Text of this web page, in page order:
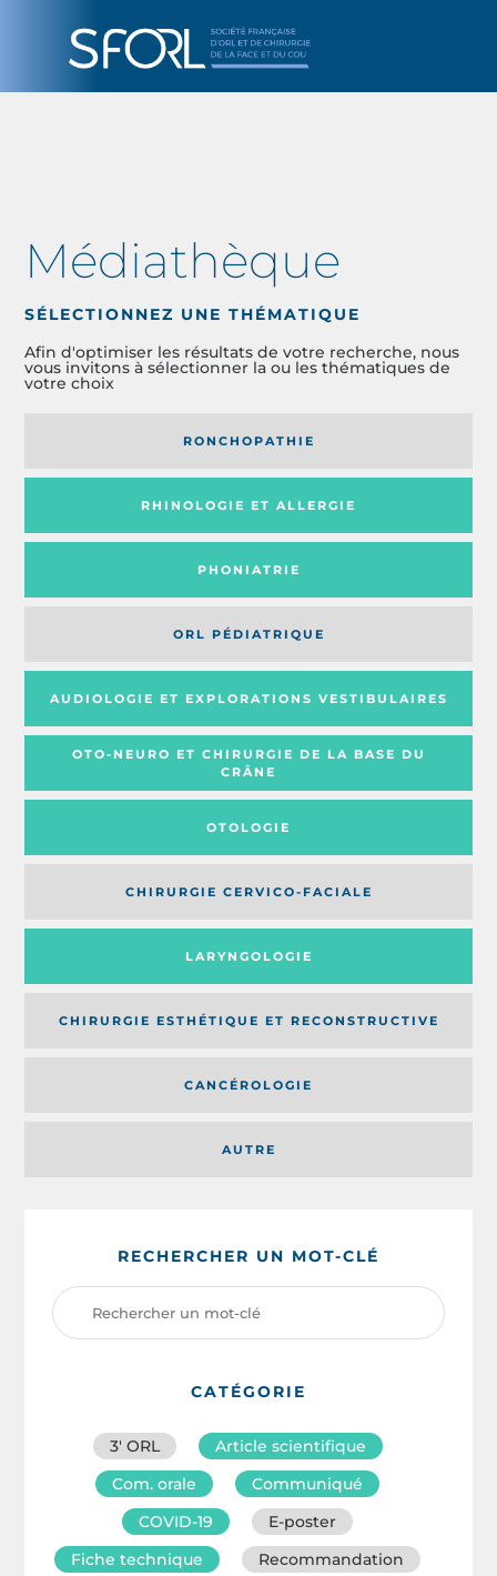
Médiathèque
SÉLECTIONNEZ UNE THÉMATIQUE
Afin d'optimiser les résultats de votre recherche, nous
vous invitons à sélectionner la ou les thématiques de
votre choix
RONCHOPATHIE
RHINOLOGIE ET ALLERGIE
PHONIATRIE
ORL PÉDIATRIQUE
AUDIOLOGIE ET EXPLORATIONS VESTIBULAIRES
OTO-NEURO ET CHIRURGIE DE LA BASE DU
CRÂNE
OTOLOGIE
CHIRURGIE CERVICO-FACIALE
AUTRE
LARYNGOLOGIE
CHIRURGIE ESTHÉTIQUE ET RECONSTRUCTIVE
CANCÉROLOGIE
RECHERCHER UN MOT-CLÉ
CATÉGORIE
3′ ORL
Article scientifique
Com. orale
Communiqué
COVID-19
E-poster
Fiche technique
Recommandation